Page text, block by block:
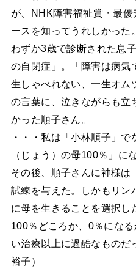
が、NHK障害福祉賞・最優
ースを知ってうれしかった。
わずか3歳で診断された息
の自閉症」。「障害は病気
生しゃべれない、一生オム
の言葉に、泣きながらも立
かった順子さん。
・・・私は「小林順子」
（じょう）の母100％」に
その後、順子さんに神様は
試練を与えた。しかもリン
に母を生きることを選択し
100％どころか、0％にな
い治療以上に過酷なものだ
裕子）